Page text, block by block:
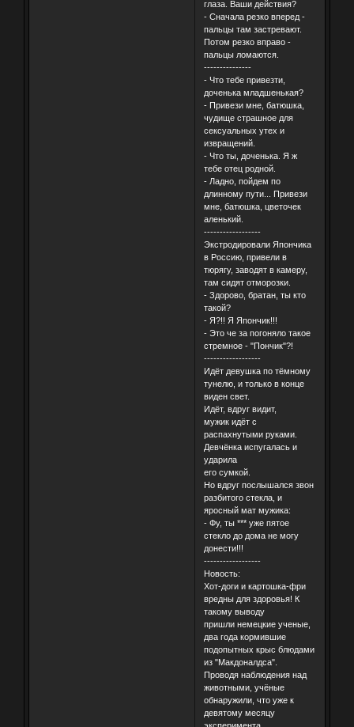
глаза. Ваши действия?
- Сначала резко вперед -
пальцы там застревают.
Потом резко вправо -
пальцы ломаются.
---------------
- Что тебе привезти,
доченька младшенькая?
- Привези мне, батюшка,
чудище страшное для
сексуальных утех и
извращений.
- Что ты, доченька. Я ж
тебе отец родной.
- Ладно, пойдем по
длинному пути... Привези
мне, батюшка, цветочек
аленький.
------------------
Экстродировали Япончика
в Россию, привели в
тюрягу, заводят в камеру,
там сидят отморозки.
- Здорово, братан, ты кто
такой?
- Я?!! Я Япончик!!!
- Это че за погоняло такое
стремное - "Пончик"?!
------------------
Идёт девушка по тёмному
тунелю, и только в конце
виден свет.
Идёт, вдруг видит,
мужик идёт с
распахнутыми руками.
Девчёнка испугалась и
ударила
его сумкой.
Но вдруг послышался звон
разбитого стекла, и
яросный мат мужика:
- Фу, ты *** уже пятое
стекло до дома не могу
донести!!!
------------------
Новость:
Хот-доги и картошка-фри
вредны для здоровья! К
такому выводу
пришли немецкие ученые,
два года кормившие
подопытных крыс блюдами
из "Макдоналдса".
Проводя наблюдения над
животными, учёные
обнаружили, что уже к
девятому месяцу